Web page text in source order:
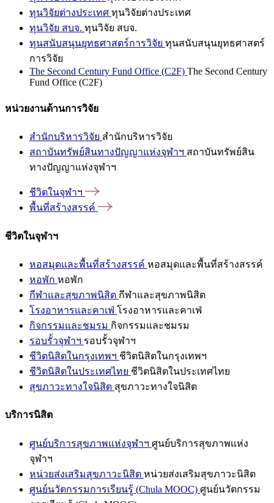
ทุนวิจัยต่างประเทศ ทุนวิจัยต่างประเทศ
ทุนวิจัย สบจ. ทุนวิจัย สบจ.
ทุนสนับสนุนยุทธศาสตร์การวิจัย ทุนสนับสนุนยุทธศาสตร์
การวิจัย
The Second Century Fund Office (C2F) The Second Century
Fund Office (C2F)
หน่วยงานด้านการวิจัย
สำนักบริหารวิจัย สำนักบริหารวิจัย
สถาบันทรัพย์สินทางปัญญาแห่งจุฬาฯ สถาบันทรัพย์สิน
ทางปัญญาแห่งจุฬาฯ
ชีวิตในจุฬาฯ
พื้นที่สร้างสรรค์
ชีวิตในจุฬาฯ
หอสมุดและพื้นที่สร้างสรรค์ หอสมุดและพื้นที่สร้างสรรค์
หอพัก หอพัก
กีฬาและสุขภาพนิสิต กีฬาและสุขภาพนิสิต
โรงอาหารและคาเฟ่ โรงอาหารและคาเฟ่
กิจกรรมและชมรม กิจกรรมและชมรม
รอบรั้วจุฬาฯ รอบรั้วจุฬาฯ
ชีวิตนิสิตในกรุงเทพฯ ชีวิตนิสิตในกรุงเทพฯ
ชีวิตนิสิตในประเทศไทย ชีวิตนิสิตในประเทศไทย
สุขภาวะทางใจนิสิต สุขภาวะทางใจนิสิต
บริการนิสิต
ศูนย์บริการสุขภาพแห่งจุฬาฯ ศูนย์บริการสุขภาพแห่ง
จุฬาฯ
หน่วยส่งเสริมสุขภาวะนิสิต หน่วยส่งเสริมสุขภาวะนิสิต
ศูนย์นวัตกรรมการเรียนรู้ (Chula MOOC) ศูนย์นวัตกรรม